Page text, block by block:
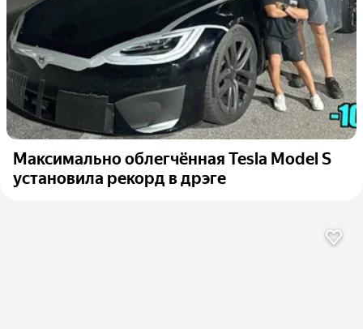
Максимально облегчённая Tesla Model S
установила рекорд в дрэге